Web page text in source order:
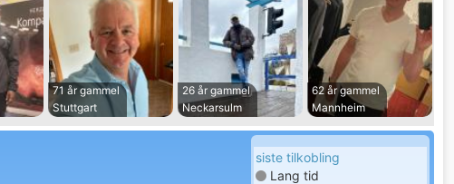
71 år gammel
Stuttgart
26 år gammel
Neckarsulm
62 år gammel
Mannheim
siste tilkobling
Lang tid